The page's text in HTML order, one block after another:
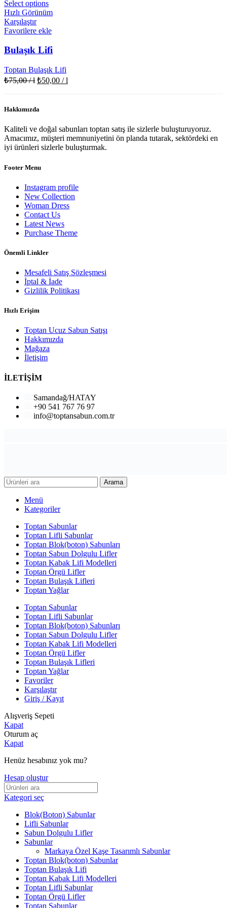
Select options
Hızlı Görünüm
Karşılaştır
Favorilere ekle
Bulaşık Lifi
Toptan Bulaşık Lifi
₺75,00/ l ₺50,00 / l
Hakkımızda
Kaliteli ve doğal sabunları toptan satış ile sizlerle buluşturuyoruz.
Amacımız, müşteri memnuniyetini ön planda tutarak, sektördeki en
iyi ürünleri sizlerle buluşturmak.
Footer Menu
Instagram profile
New Collection
Woman Dress
Contact Us
Latest News
Purchase Theme
Önemli Linkler
Mesafeli Satış Sözleşmesi
İptal & İade
Gizlilik Politikası
Hızlı Erişim
Toptan Ucuz Sabun Satışı
Hakkımızda
Mağaza
İletişim
İLETİŞİM
Samandağ/HATAY
+90 541 767 76 97
info@toptansabun.com.tr
Arama
Menü
Kategoriler
Toptan Sabunlar
Toptan Lifli Sabunlar
Toptan Blok(boton) Sabunları
Toptan Sabun Dolgulu Lifler
Toptan Kabak Lifi Modelleri
Toptan Örgü Lifler
Toptan Bulaşık Lifleri
Toptan Yağlar
Toptan Sabunlar
Toptan Lifli Sabunlar
Toptan Blok(boton) Sabunları
Toptan Sabun Dolgulu Lifler
Toptan Kabak Lifi Modelleri
Toptan Örgü Lifler
Toptan Bulaşık Lifleri
Toptan Yağlar
Favoriler
Karşılaştır
Giriş / Kayıt
Alışveriş Sepeti
Kapat
Oturum aç
Kapat
Henüz hesabınız yok mu?
Hesap oluştur
Kategori seç
Blok(Boton) Sabunlar
Lifli Sabunlar
Sabun Dolgulu Lifler
Sabunlar
Markaya Özel Kaşe Tasarımlı Sabunlar
Toptan Blok(boton) Sabunlar
Toptan Bulaşık Lifi
Toptan Kabak Lifi Modelleri
Toptan Lifli Sabunlar
Toptan Örgü Lifler
Toptan Sabunlar